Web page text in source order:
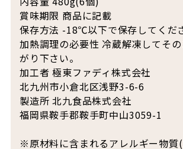
賞味期限 商品に記載
保存方法 -18℃以下で保存してくだ
加熱調理の必要性 冷蔵解凍してそ
がり下さい。
加工者 極東ファディ株式会社
北九州市小倉北区浅野3-6-6
製造所 北九食品株式会社
福岡県鞍手郡鞍手町中山3059-1
※原材料に含まれるアレルギー物質